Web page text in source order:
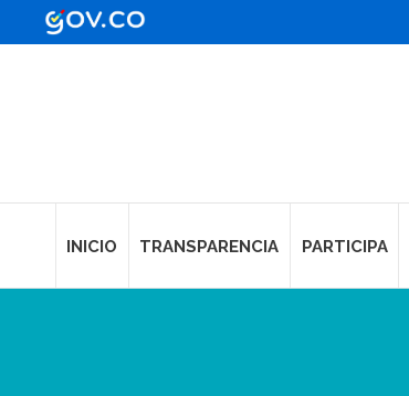
INICIO TRANSPARENCIA PARTICIPA